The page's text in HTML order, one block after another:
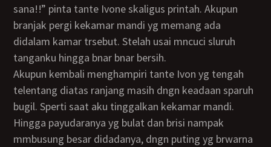
sana!!” pinta tante Ivone skaligus printah. Akupun
branjak pergi kekamar mandi yg memang ada
didalam kamar trsebut. Stelah usai mncuci sluruh
tanganku hingga bnar bnar bersih.
Akupun kembali menghampiri tante Ivon yg tengah
telentang diatas ranjang masih dngn keadaan sparuh
bugil. Sperti saat aku tinggalkan kekamar mandi.
Hingga payudaranya yg bulat dan brisi nampak
mmbusung besar didadanya, dngn puting yg brwarna